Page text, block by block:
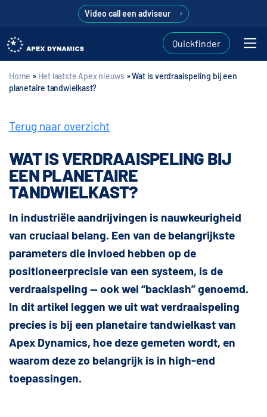
Video call een adviseur
Quickfinder
Home » Het laatste Apex nieuws »Wat is verdraaispeling bij een
planetaire tandwielkast?
Terug naar overzicht
WAT IS VERDRAAISPELING BIJ
EEN PLANETAIRE
TANDWIELKAST?
In industriële aandrijvingen is nauwkeurigheid
van cruciaal belang. Een van de belangrijkste
parameters die invloed hebben op de
positioneerprecisie van een systeem, is de
verdraaispeling — ook wel “backlash” genoemd.
In dit artikel leggen we uit wat verdraaispeling
precies is bij een planetaire tandwielkast van
Apex Dynamics, hoe deze gemeten wordt, en
waarom deze zo belangrijk is in high-end
toepassingen.